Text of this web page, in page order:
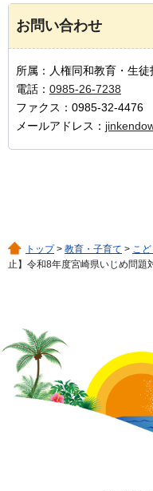
お問い合わせ
所属：人権同和教育・生
電話： 0985-26-7238
ファクス：0985-32-4476
メールアドレス：
トップ> 教育・子育て > こ
止】令和8年度宮崎県いじめ問題